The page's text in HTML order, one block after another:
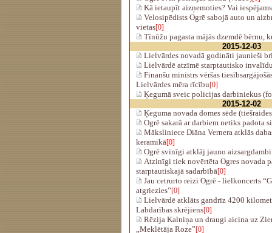
Kā ietaupīt aizņemoties? Vai
Velosipēdists Ogrē sabojā auto un
vietas[0]
Tīnūžu pagasta mājās dzemdē bērnu,
2015-12-03
Lielvārdes novadā godināti jaunieši
Lielvārdē atzīmē starptautisko
Finanšu ministrs vēršas
Lielvārdes mēra rīcību[0]
Ķegumā sveic policijas darbiniekus
2015-12-02
Ķeguma novada domes sēde
Ogrē sakarā ar darbiem netiks padota
Māksliniece Diāna Vernera atklās
keramikā[0]
Ogrē svinīgi atklāj jauno
Atzinīgi tiek novērtēta Ogres novada
starptautiskajā sadarbībā[0]
Jau cetrurto reizi Ogrē - lielkoncerts
atgriezies”[0]
Lielvārdē atklāts gandrīz 4200
Labdarības skrējiens[0]
Rēzija Kalniņa un draugi aicina uz
„Meklētāja Roze”[0]